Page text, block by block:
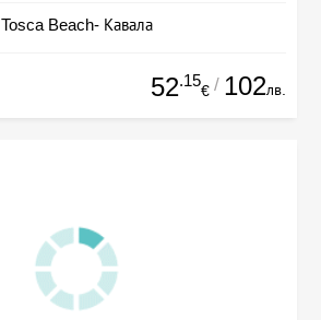
Tosca Beach- Кавала
52.15
€ / 102лв.